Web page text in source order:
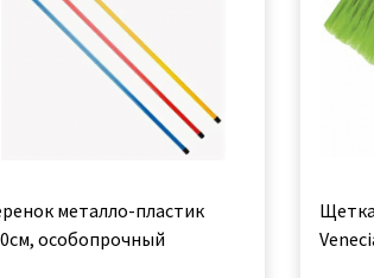
металло-пластик
особопрочный